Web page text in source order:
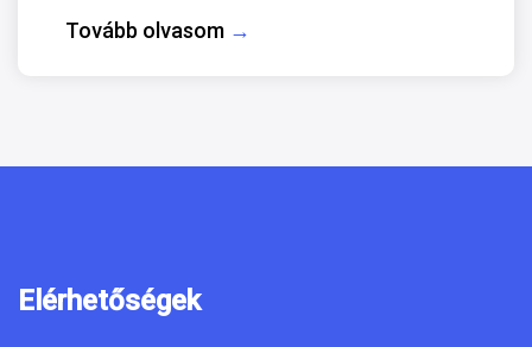
Tovább olvasom →
Elérhetőségek